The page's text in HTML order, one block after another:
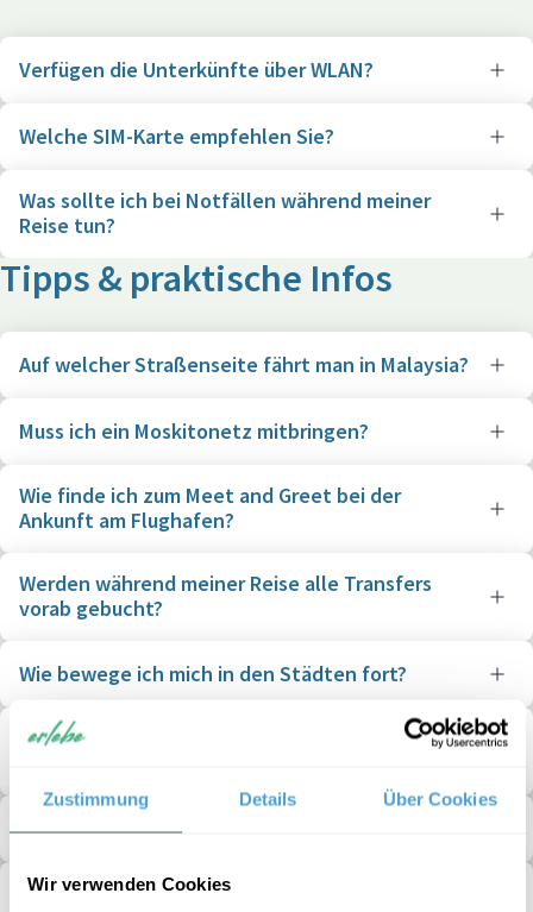
Zustimmung Details Über Cookies
Wir verwenden Cookies
Verfügen die Unterkünfte über WLAN?
Welche SIM-Karte empfehlen Sie?
Was sollte ich bei Notfällen während meiner
Reise tun?
Tipps & praktische Infos
Auf welcher Straßenseite fährt man in Malaysia?
Muss ich ein Moskitonetz mitbringen?
Wie finde ich zum Meet and Greet bei der
Ankunft am Flughafen?
Werden während meiner Reise alle Transfers
vorab gebucht?
Wie bewege ich mich in den Städten fort?
Sollte ich bereits Landeswährung von zuhause
Kann ich vor Ort mit der Kreditkarte bezahlen?
Mit welchen Ausgaben muss ich vor Ort für Essen